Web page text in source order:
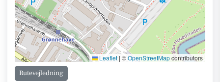
Leaflet | ©OpenStreetMapcontributors
Rutevejledning